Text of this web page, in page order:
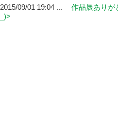
2015/09/01 19:04 ...
作品展ありが
_)>